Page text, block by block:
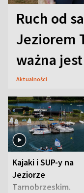
Ruch od
Jeziorem
ważna
Aktualności
Kajaki i SUP-y na
Jeziorze
Tarnobrzeskim.